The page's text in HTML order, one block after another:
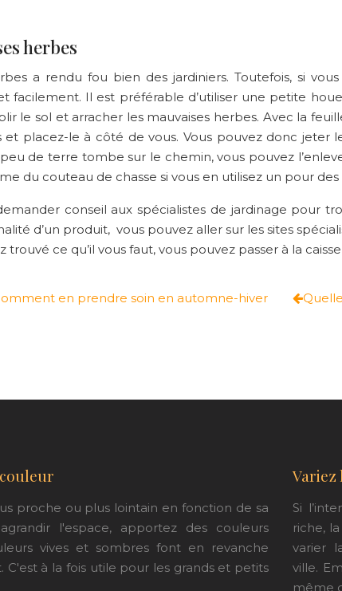
herbes
a rendu fou bien des jardiniers. Toutefois, si
facilement. Il est préférable d’utiliser une petite
le sol et arracher les mauvaises herbes. Avec la
et placez-le à côté de vous. Vous pouvez donc
de terre tombe sur le chemin, vous pouvez
du couteau de chasse si vous en utilisez un pour
conseil aux spécialistes de jardinage pour
d’un produit, vous pouvez aller sur les sites
trouvé ce qu’il vous faut, vous pouvez passer à la
en prendre soin en automne-hiver
proche ou plus lointain en fonction de sa
l'espace, apportez des couleurs
vives et sombres font en revanche
C'est à la fois utile pour les grands et petits
Variez
Si
riche,
varier
ville.
même